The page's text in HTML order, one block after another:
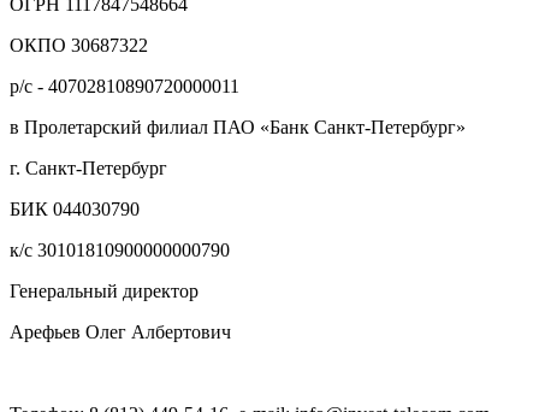
ОГРН 1117847548664
ОКПО 30687322
р/с - 40702810890720000011
в Пролетарский филиал ПАО «Банк Санкт-Петербург»
г. Санкт-Петербург
БИК 044030790
к/с 30101810900000000790
Генеральный директор
Арефьев Олег Албертович